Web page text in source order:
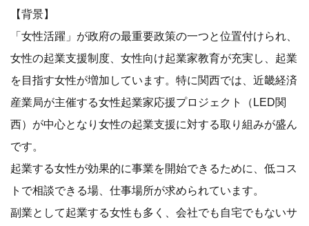
【背景】
「女性活躍」が政府の最重要政策の一つと位置付けられ、
女性の起業支援制度、女性向け起業家教育が充実し、起業
を目指す女性が増加しています。特に関西では、近畿経済
産業局が主催する女性起業家応援プロジェクト（LED関
西）が中心となり女性の起業支援に対する取り組みが盛ん
です。
起業する女性が効果的に事業を開始できるために、低コス
トで相談できる場、仕事場所が求められています。
副業として起業する女性も多く、会社でも自宅でもないサ